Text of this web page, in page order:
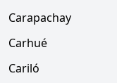
Carapachay
Carhué
Cariló